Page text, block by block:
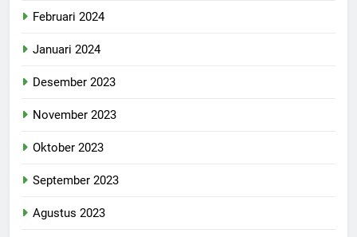
Februari 2024
Januari 2024
Desember 2023
November 2023
Oktober 2023
September 2023
Agustus 2023